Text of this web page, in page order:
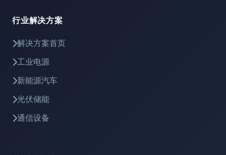
行业解决方案
解决方案首页
工业电源
新能源汽车
光伏储能
通信设备